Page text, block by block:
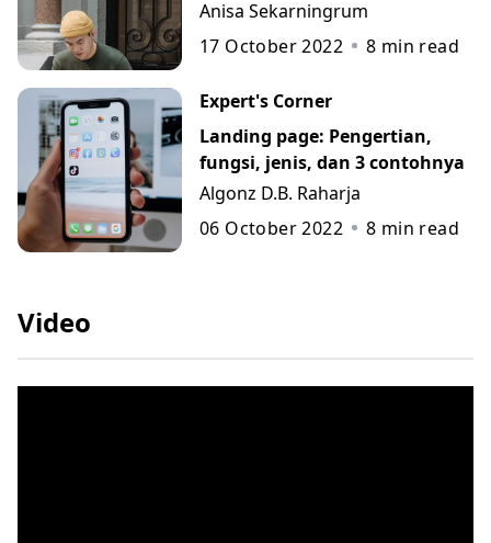
untuk pemula
Anisa Sekarningrum
17 October 2022
8 min read
Expert's Corner
Landing page: Pengertian,
fungsi, jenis, dan 3 contohnya
Algonz D.B. Raharja
06 October 2022
8 min read
Video